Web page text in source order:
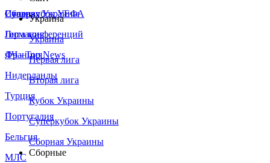
Сборная Украины
Италия
Германия
Франция
Нидерланды
Турция
Португалия
Бельгия
МЛС
Суперкубок УЕФА
Лига конференций
ЛЧ - Top News
Украина
Украина
Первая лига
Вторая лига
Кубок Украины
Суперкубок Украины
Сборная Украины
Сборные